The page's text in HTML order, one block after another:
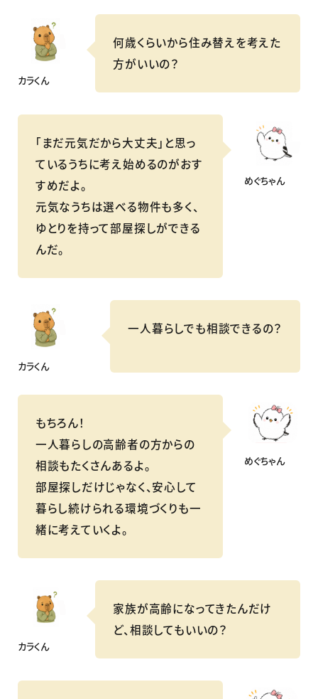
カラくん
何歳くらいから住み替えを考えた
方がいいの？
めぐちゃん
「まだ元気だから大丈夫」と思っ
ているうちに考え始めるのがおす
すめだよ。
元気なうちは選べる物件も多く、
ゆとりを持って部屋探しができる
んだ。
カラくん
一人暮らしでも相談できるの？
めぐちゃん
もちろん！
一人暮らしの高齢者の方からの
相談もたくさんあるよ。
部屋探しだけじゃなく、安心して
暮らし続けられる環境づくりも一
緒に考えていくよ。
カラくん
家族が高齢になってきたんだけ
ど、相談してもいいの？